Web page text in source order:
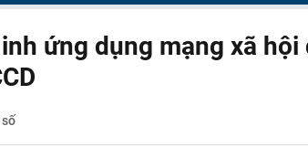
Sky và Hồ Văn Khoa đến gây rối, nhưng Vua Quạt cũng
ngoài bảng cân đối kế toán hé lộ giá trị của "trùm" giải trí
Nam
Sa Pa, Việt Nam có 1 nơi mát mẻ quanh năm, chỉ từ 18 độ
ứng dụng mạng xã